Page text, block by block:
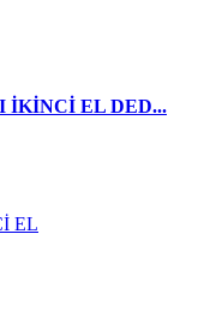
İKİNCİ EL DED...